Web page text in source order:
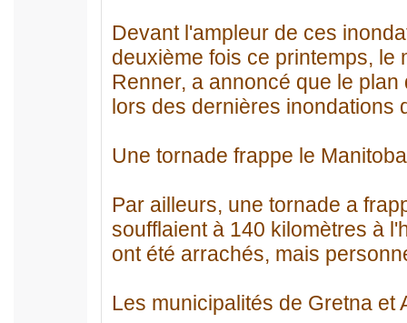
Devant l'ampleur de ces
deuxième fois ce printemps, le
Renner, a annoncé que le
lors des dernières inondations
Une tornade frappe le Manitoba
Par ailleurs, une tornade a
soufflaient à 140 kilomètres à
ont été arrachés, mais
Les municipalités de Gretna et